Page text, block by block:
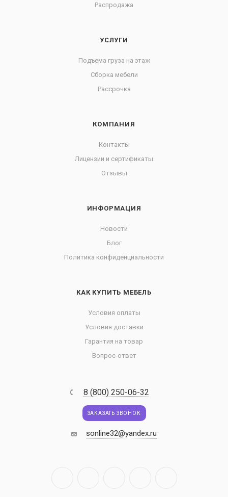
Распродажа
УСЛУГИ
Подъема груза на этаж
Сборка мебели
Рассрочка
КОМПАНИЯ
Контакты
Лицензии и сертификаты
Отзывы
ИНФОРМАЦИЯ
Новости
Блог
Политика конфиденциальности
КАК КУПИТЬ МЕБЕЛЬ
Условия оплаты
Условия доставки
Гарантия на товар
Вопрос-ответ
8 (800) 250-06-32
ЗАКАЗАТЬ ЗВОНОК
sonline32@yandex.ru